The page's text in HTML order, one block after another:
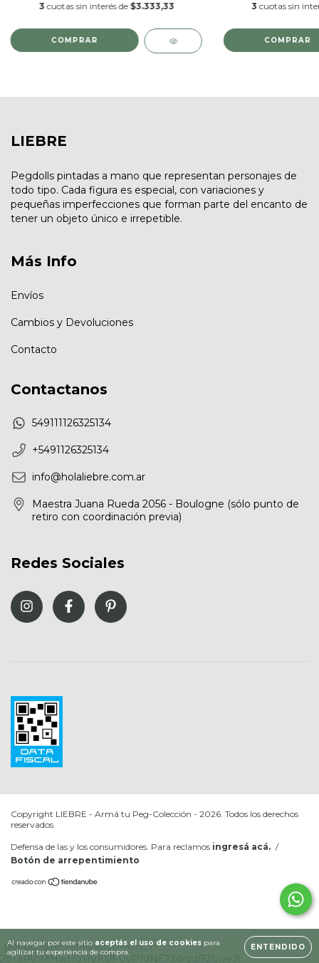
Al navegar por este sitio aceptás el uso de cookies para
agilizar tu experiencia de compra.
ENTENDIDO
3 cuotas sin interés de $3.333,33 3 cuotas sin
LIEBRE
Pegdolls pintadas a mano que representan personajes de
todo tipo. Cada figura es especial, con variaciones y
pequeñas imperfecciones que forman parte del encanto de
tener un objeto único e irrepetible.
Más Info
Envíos
Cambios y Devoluciones
Contacto
Contactanos
549111126325134
+5491126325134
info@holaliebre.com.ar
Maestra Juana Rueda 2056 - Boulogne (sólo punto de
retiro con coordinación previa)
Redes Sociales
Copyright LIEBRE - Armá tu Peg-Colección - 2026. Todos los derechos
reservados.
Defensa de las y los consumidores. Para reclamos ingresá acá. /
Botón de arrepentimiento
google-site-verification=4IH_T-
2bTaIAnMHwHoYryKUFUvPfdNEXbbqgB2LweJI